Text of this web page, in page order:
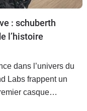
: schuberth
l’histoire
dans l’univers du
Labs frappent un
casque